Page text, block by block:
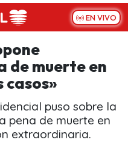
EN VIVO
de muerte en
casos»
puso sobre la
pena de muerte en
extraordinaria.